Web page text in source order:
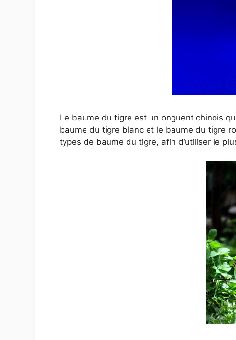
Le baume du tigre est un onguent chinois
baume du tigre blanc et le baume du tigre
types de baume du tigre, afin d’utiliser le